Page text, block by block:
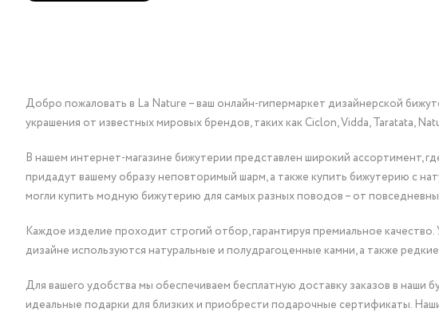
Добро пожаловать в La Nature – ваш онлайн-гипермаркет дизайнерской
украшения от известных мировых брендов, таких как Ciclon, Vidda, Taratata,
В нашем интернет-магазине бижутерии представлен широкий ассортимент,
придадут вашему образу неповторимый шарм, а также купить бижутерию с
могли купить модную бижутерию для самых разных поводов – от
Каждое изделие проходит строгий отбор, гарантируя премиальное
дизайне используются натуральные и полудрагоценные камни, а также
Для вашего удобства мы обеспечиваем бесплатную доставку заказов в
идеальные подарки для близких и приобрести подарочные сертификаты.